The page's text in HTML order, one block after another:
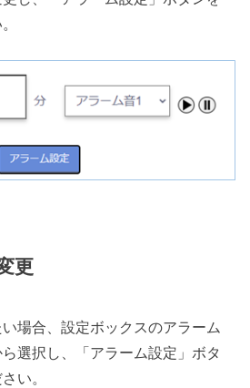
更
場合、設定ボックスのアラーム
選択し、「アラーム設定」ボタ
い。